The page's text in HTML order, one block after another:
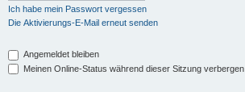
Ich habe mein Passwort vergessen
Die Aktivierungs-E-Mail erneut senden
Angemeldet bleiben
Meinen Online-Status während dieser Sitzung verbergen